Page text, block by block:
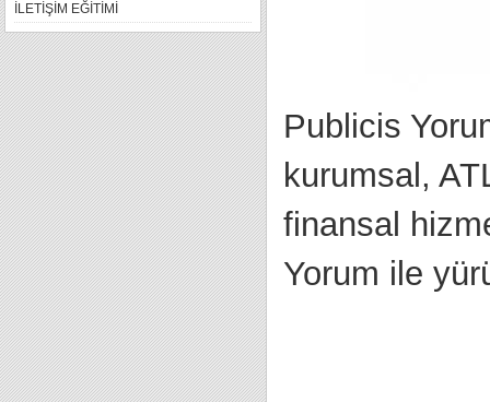
Publicis
kurumsal,
finansal
Yorum ile
İLETİŞİM EĞİTİMİ